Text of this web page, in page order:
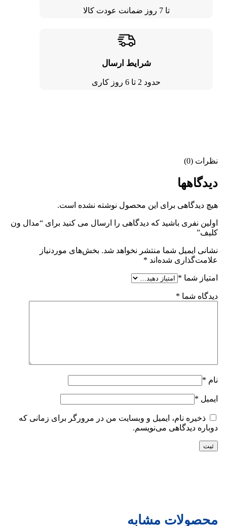
تا 7 روز ضمانت عودت کالا
شرایط ارسال
حدود 2 تا 6 روز کاری
نظرات (0)
دیدگاهها
هیچ دیدگاهی برای این محصول نوشته نشده است.
اولین نفری باشید که دیدگاهی را ارسال می کنید برای “مدال ون
کلیف”
نشانی ایمیل شما منتشر نخواهد شد. بخش‌های موردنیاز
علامت‌گذاری شده‌اند *
امتیاز شما *
دیدگاه شما *
نام *
ایمیل *
ذخیره نام، ایمیل و وبسایت من در مرورگر برای زمانی که
دوباره دیدگاهی می‌نویسم.
محصولات مشابه